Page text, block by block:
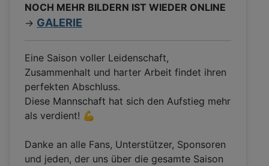
NOCH MEHR BILDERN IST WIEDER ONLINE
-> GALERIE
Eine Saison voller Leidenschaft,
Zusammenhalt und harter Arbeit findet ihren
perfekten Abschluss.
Diese Mannschaft hat sich den Aufstieg mehr
als verdient! 💪
Danke an alle Fans, Unterstützer, Sponsoren
und jeden, der uns über die gesamte Saison